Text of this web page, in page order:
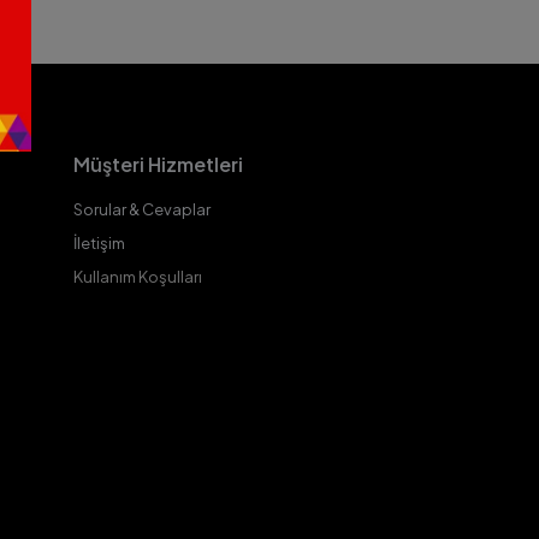
Müşteri Hizmetleri
Sorular & Cevaplar
İletişim
Kullanım Koşulları